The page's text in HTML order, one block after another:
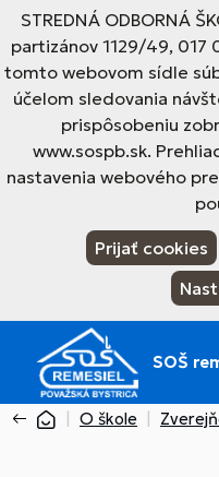
STREDNÁ ODBORNÁ
partizánov 1129/49, 017
tomto webovom sídle
účelom sledovania
prispôsobeniu
www.sospb.sk.
nastavenia webového
Prijať cookies
SOŠ
O škole